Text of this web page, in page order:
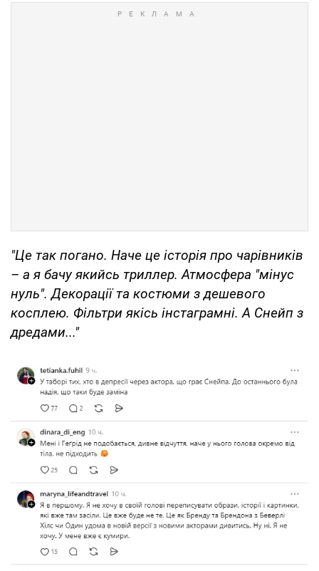
"Це так погано. Наче це історія про чарівників
– а я бачу якийсь триллер. Атмосфера "мінус
нуль". Декорації та костюми з дешевого
косплею. Фільтри якісь інстаграмні. А Снейп з
дредами..."